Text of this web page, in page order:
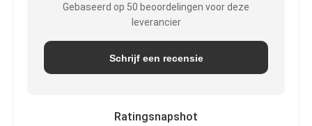
Gebaseerd op 50 beoordelingen voor deze
leverancier
Schrijf een recensie
Ratingsnapshot